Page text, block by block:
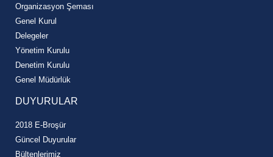
Organizasyon Şeması
Genel Kurul
Delegeler
Yönetim Kurulu
Denetim Kurulu
Genel Müdürlük
DUYURULAR
2018 E-Broşür
Güncel Duyurular
Bültenlerimiz